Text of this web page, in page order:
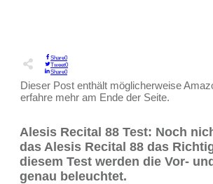
Share0
Tweet0
Share0
Dieser Post enthält möglicherweise
erfahre mehr am Ende der Seite.
Alesis Recital 88 Test: Noch
das Alesis Recital 88 das
diesem Test werden die Vor-
genau beleuchtet.